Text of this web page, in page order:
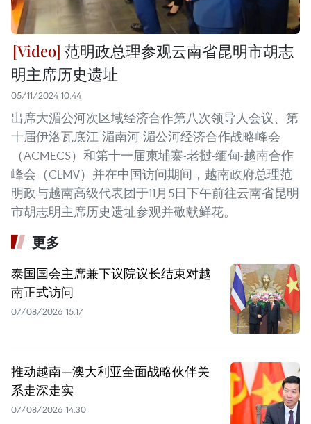
范明政总理参观云南省昆明市胡志
明主席历史遗址
05/11/2024 10:44
出席大湄公河次区域经济合作第八次领导人会议、第
十届伊洛瓦底江-湄南河-湄公河经济合作战略峰会
（ACMECS）和第十一届柬埔寨-老挝-缅甸-越南合作
峰会（CLMV）并在中国访问期间，越南政府总理范
明政与越南高级代表团于11月5日下午前往云南省昆明
市胡志明主席历史遗址参观并敬献鲜花。
更多
泰国国会主席兼下议院议长结束对越
南正式访问
07/08/2026 15:17
推动越南—澳大利亚全面战略伙伴关
系走深走实
07/08/2026 14:30